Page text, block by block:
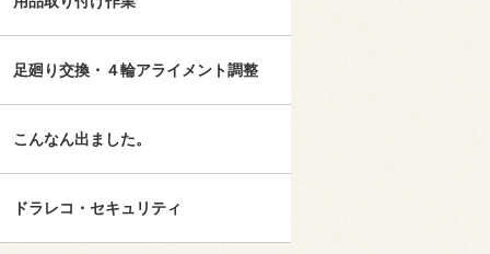
足廻り交換・４輪アライメント調整
こんなん出ました。
ドラレコ・セキュリティ